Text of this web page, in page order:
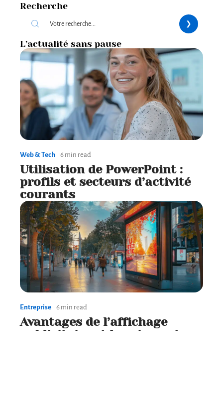
Recherche
L’actualité sans pause
Web & Tech 6 min read
Utilisation de PowerPoint :
profils et secteurs d’activité
courants
Entreprise 6 min read
Avantages de l’affichage
publicitaire et leur impact